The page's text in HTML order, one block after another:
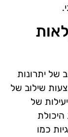
של יתרונות
שילוב של
של
כמו